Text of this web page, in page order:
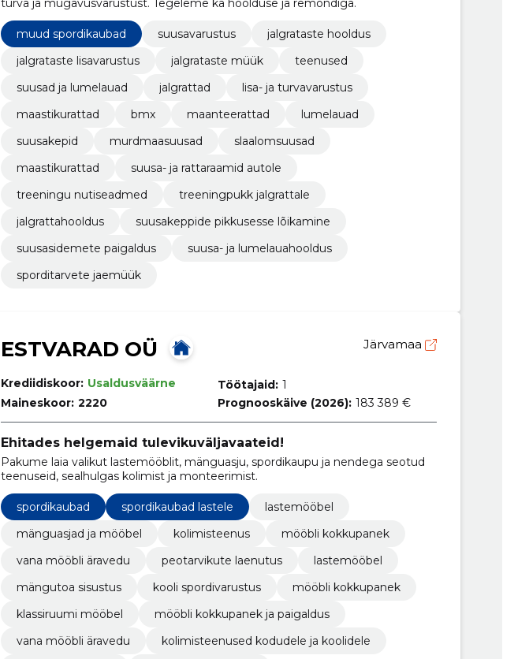
turva ja mugavusvarustust. Tegeleme ka hoolduse ja remondiga.
muud spordikaubad suusavarustus
jalgrataste hooldus
jalgrataste lisavarustus
jalgrataste müük
teenused
suusad ja lumelauad
jalgrattad
lisa- ja turvavarustus
maastikurattad
bmx maanteerattad
lumelauad
suusakepid
murdmaasuusad
slaalomsuusad
maastikurattad
suusa- ja rattaraamid autole
treeningu nutiseadmed
treeningpukk jalgrattale
jalgrattahooldus
suusakeppide pikkusesse lõikamine
suusasidemete paigaldus
suusa- ja lumelauahooldus
sporditarvete jaemüük
ESTVARAD OÜ Järvamaa
Krediidiskoor: Usaldusväärne
Maineskoor: 2220
Töötajaid: 1
Prognooskäive (2026): 183 389 €
Ehitades helgemaid tulevikuväljavaateid!
Pakume laia valikut lastemööblit, mänguasju, spordikaupu ja nendega seotud
teenuseid, sealhulgas kolimist ja monteerimist.
spordikaubad spordikaubad lastele
lastemööbel
mänguasjad ja mööbel
kolimisteenus
mööbli kokkupanek
vana mööbli äravedu
peotarvikute laenutus
lastemööbel
mängutoa sisustus
kooli spordivarustus
mööbli kokkupanek
klassiruumi mööbel
mööbli kokkupanek ja paigaldus
vana mööbli äravedu
kolimisteenused kodudele ja koolidele